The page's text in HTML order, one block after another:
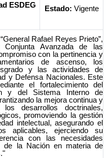
ESDEG
Estado: Vigente
Rafael Reyes Prieto”,
Avanzada de las
con la pertinencia y
de ascenso, los
y las actividades de
y Defensa Nacionales. Este
el fortalecimiento del
y del Sistema Interno de
la mejora continua y
desarrollos doctrinales,
promoviendo la gestión
intelectual, asegurando el
aplicables, ejerciendo su
con las necesidades
de la Nación en materia de